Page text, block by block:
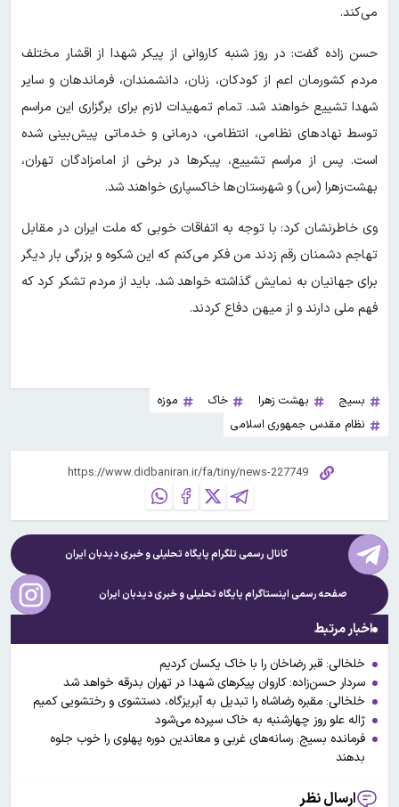
می‌کند.
حسن زاده گفت: در روز شنبه کاروانی از پیکر شهدا از اقشار مختلف
مردم کشورمان اعم از کودکان، زنان، دانشمندان، فرماندهان و سایر
شهدا تشییع خواهند شد. تمام تمهیدات لازم برای برگزاری این مراسم
توسط نهاد‌های نظامی، انتظامی، درمانی و خدماتی پیش‌بینی شده
است. پس از مراسم تشییع، پیکر‌ها در برخی از امامزادگان تهران،
بهشت‌زهرا (س) و شهرستان‌ها خاکسپاری خواهند شد.
وی خاطرنشان کرد: با توجه به اتفاقات خوبی که ملت ایران در مقابل
تهاجم دشمنان رقم زدند من فکر می‌کنم که این شکوه و بزرگی بار دیگر
برای جهانیان به نمایش گذاشته خواهد شد. باید از مردم تشکر کرد که
فهم ملی دارند و از میهن دفاع کردند.
بسیج بهشت زهرا خاک
موزه
نظام مقدس جمهوری اسلامی
کانال رسمی تلگرام پایگاه تحلیلی و خبریدیدبان ایران
صفحه رسمی اینستاگرام پایگاه تحلیلی و خبریدیدبان ایران
اخبار مرتبط
​​خلخالی: قبر رضاخان را با خاک یکسان کردیم
سردار حسن‌زاده: کاروان پیکرهای شهدا در تهران بدرقه خواهد شد
خلخالی: مقبره رضاشاه را تبدیل به آبریزگاه، دستشوی و رختشویی کمیم
ژاله علو روز چهارشنبه به خاک سپرده می‌شود
فرمانده بسیج: رسانه‌های غربی و معاندین دوره پهلوی را خوب جلوه
بدهند
ارسال نظر